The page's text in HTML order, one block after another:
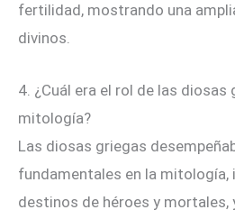
fertilidad, mostrando una
divinos.
4. ¿Cuál era el rol de las diosas
mitología?
Las diosas griegas
fundamentales en la mitología,
destinos de héroes y mortales,